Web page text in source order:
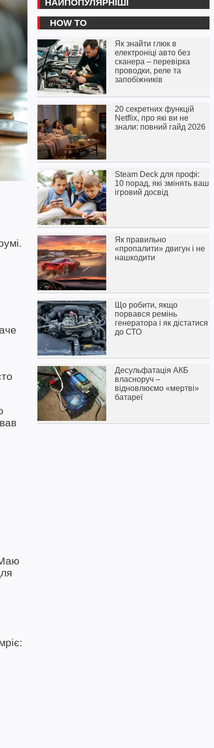
НАЙПОПУЛЯРНІШІ
HOW TO
Як знайти глюк в
електроніці авто без
сканера – перевірка
проводки, реле та
запобіжників
20 секретних функцій
Netflix, про які ви не
знали: повний гайд 2026
Steam Deck для профі:
10 порад, які змінять ваш
ігровий досвід
Як правильно
«пропалити» двигун і не
нашкодити
Що робити, якщо
порвався ремінь
генератора і як дістатися
до СТО
Десульфатація АКБ
власноруч –
відновлюємо «мертві»
батареї